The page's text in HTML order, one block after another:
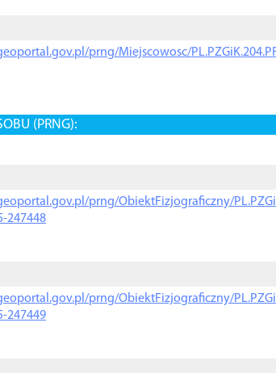
prng/Miejscowosc/
(PRNG):
prng/ObiektFizjograficzny/
247448
prng/ObiektFizjograficzny/
247449